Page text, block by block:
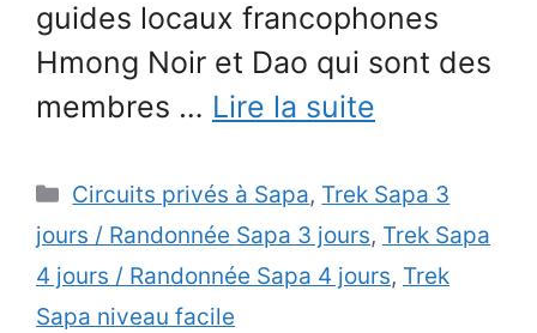
guides locaux francophones
Hmong Noir et Dao qui sont des
membres … Lire la suite
Catégories
Circuits privés à Sapa, Trek Sapa 3
jours / Randonnée Sapa 3 jours, Trek Sapa
4 jours / Randonnée Sapa 4 jours, Trek
Sapa niveau facile